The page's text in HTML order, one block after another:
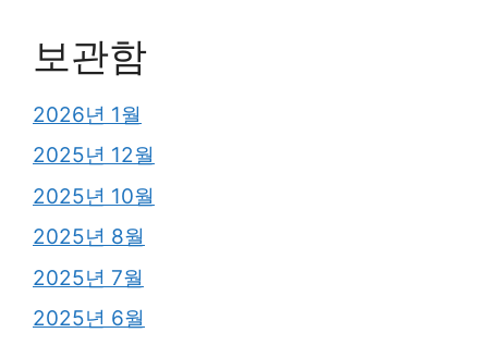
보관함
2026년 1월
2025년 12월
2025년 10월
2025년 8월
2025년 7월
2025년 6월